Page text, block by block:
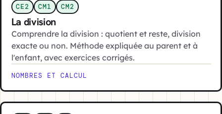
CE2 CM1 CM2
La division
Comprendre la division : quotient et reste, division
exacte ou non. Méthode expliquée au parent et à
l'enfant, avec exercices corrigés.
NOMBRES ET CALCUL